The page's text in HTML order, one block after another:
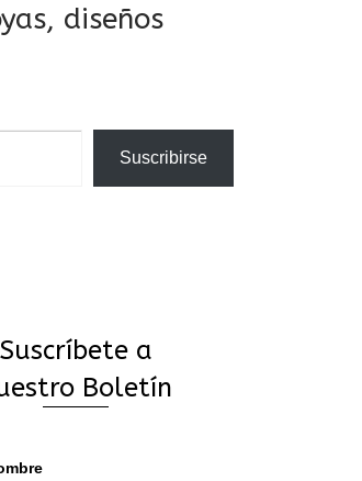
diseños
Suscribirse
Suscríbete a
Boletín